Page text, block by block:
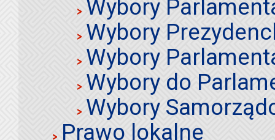
Wybory
Wybory
Wybory
Wybory do
Wybory
Prawo lokalne